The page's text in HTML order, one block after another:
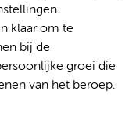
klaar om te
bij de
groei die
van het beroep.